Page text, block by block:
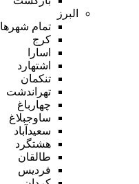
البرز
تمام شهر‌ها
کرج
اسارا
اشتهارد
تنکمان
تهراندشت
چهارباغ
ساوجبلاغ
سعیدآباد
هشتگرد
طالقان
فردیس